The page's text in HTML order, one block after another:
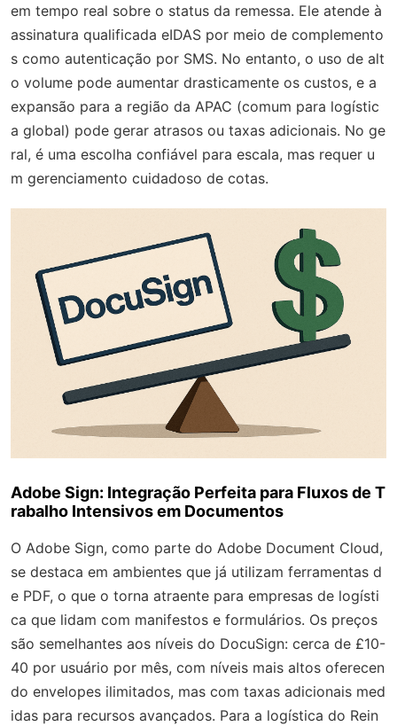
em tempo real sobre o status da remessa. Ele atende à
assinatura qualificada eIDAS por meio de complemento
s como autenticação por SMS. No entanto, o uso de alt
o volume pode aumentar drasticamente os custos, e a
expansão para a região da APAC (comum para logístic
a global) pode gerar atrasos ou taxas adicionais. No ge
ral, é uma escolha confiável para escala, mas requer u
m gerenciamento cuidadoso de cotas.
Adobe Sign: Integração Perfeita para Fluxos de T
rabalho Intensivos em Documentos
O Adobe Sign, como parte do Adobe Document Cloud,
se destaca em ambientes que já utilizam ferramentas d
e PDF, o que o torna atraente para empresas de logísti
ca que lidam com manifestos e formulários. Os preços
são semelhantes aos níveis do DocuSign: cerca de £10-
40 por usuário por mês, com níveis mais altos oferecen
do envelopes ilimitados, mas com taxas adicionais med
idas para recursos avançados. Para a logística do Rein